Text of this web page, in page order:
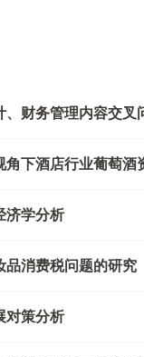
、财务管理内容交叉
角下酒店行业葡萄酒
济学分析
品消费税问题的研究
对策分析